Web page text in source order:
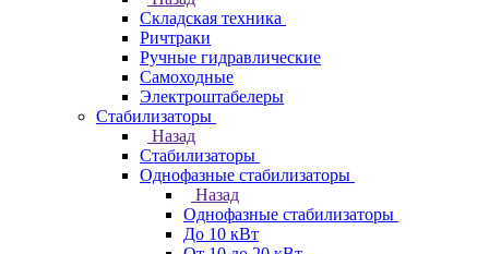
Складская техника
Ричтраки
Ручные гидравлические
Самоходные
Электроштабелеры
Стабилизаторы
Назад
Стабилизаторы
Однофазные стабилизаторы
Назад
Однофазные стабилизаторы
До 10 кВт